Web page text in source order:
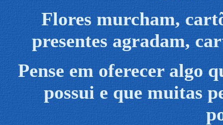
Flores murcham,
presentes agradam,
Pense em oferecer algo
possui e que muitas